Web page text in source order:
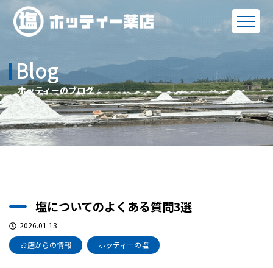
Blog
ホッティーのブログ
塩についてのよくある質問3選
2026.01.13
お店からの情報
ホッティーの塩